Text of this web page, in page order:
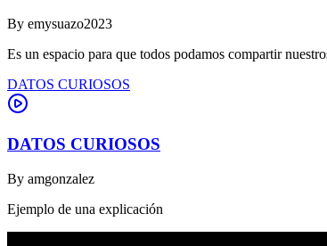
By emysuazo2023
Es un espacio para que todos podamos compartir
DATOS CURIOSOS
DATOS CURIOSOS
By amgonzalez
Ejemplo de una explicación